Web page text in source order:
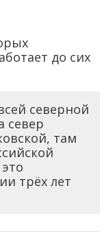
до сих
северной
север
там
трёх лет